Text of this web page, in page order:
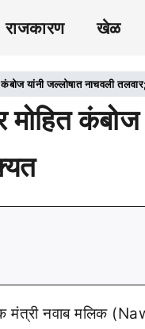
राजकारण खेळ
यांनी जल्लोषात नाचवली
कंबोज
मंत्री नवाब मलिक